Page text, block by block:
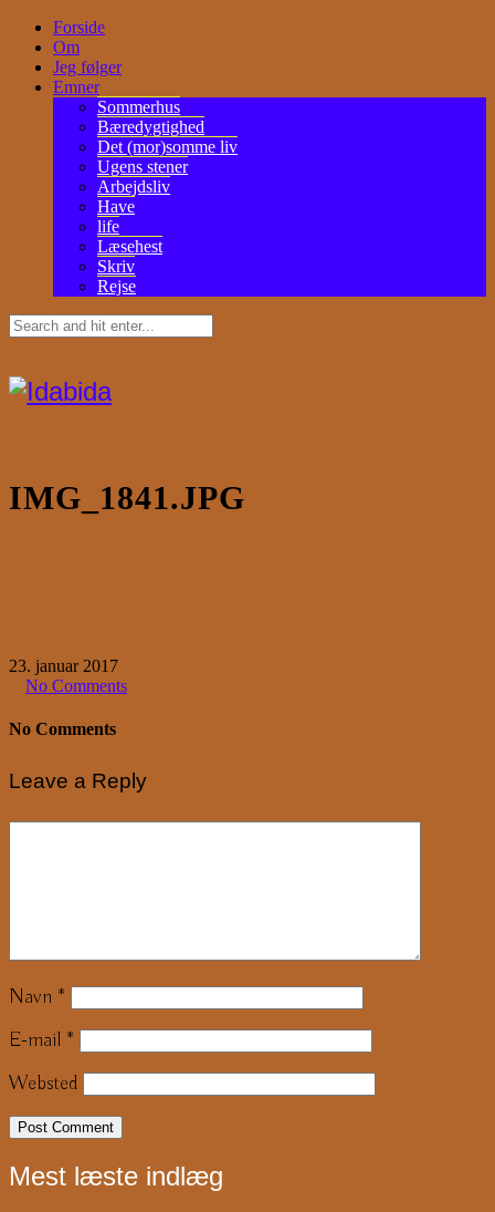
Forside
Om
Jeg følger
Emner
Sommerhus
Bæredygtighed
Det (mor)somme liv
Ugens stener
Arbejdsliv
Have
life
Læsehest
Skriv
Rejse
IMG_1841.JPG
23. januar 2017
No Comments
No Comments
Leave a Reply
Navn *
E-mail *
Websted
Mest læste indlæg